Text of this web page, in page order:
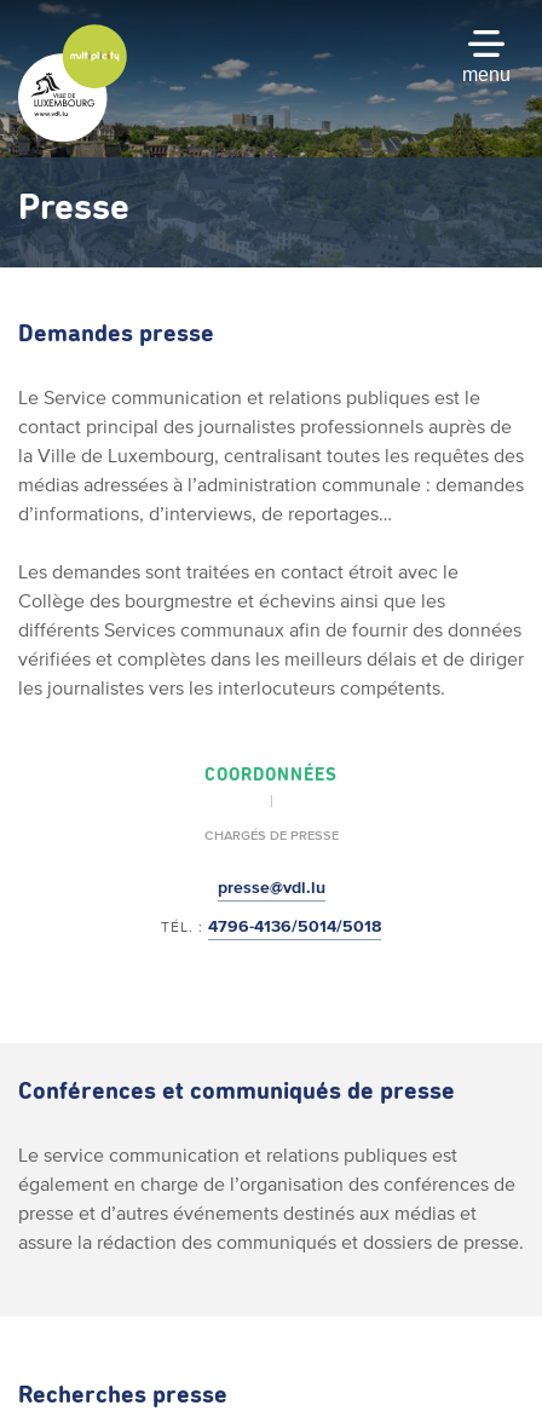
Passer
contenu
principal
menu
Presse
Demandes presse
Le Service communication et relations publiques est le
contact principal des journalistes professionnels auprès de
la Ville de Luxembourg, centralisant toutes les requêtes des
médias adressées à l’administration communale : demandes
d’informations, d’interviews, de reportages…
Les demandes sont traitées en contact étroit avec le
Collège des bourgmestre et échevins ainsi que les
différents Services communaux afin de fournir des données
vérifiées et complètes dans les meilleurs délais et de diriger
les journalistes vers les interlocuteurs compétents.
COORDONNÉES
CHARGÉS DE PRESSE
presse@vdl.lu
TÉL. : 4796-4136/5014/5018
Conférences et communiqués de presse
Le service communication et relations publiques est
également en charge de l’organisation des conférences de
presse et d’autres événements destinés aux médias et
assure la rédaction des communiqués et dossiers de presse.
Recherches presse